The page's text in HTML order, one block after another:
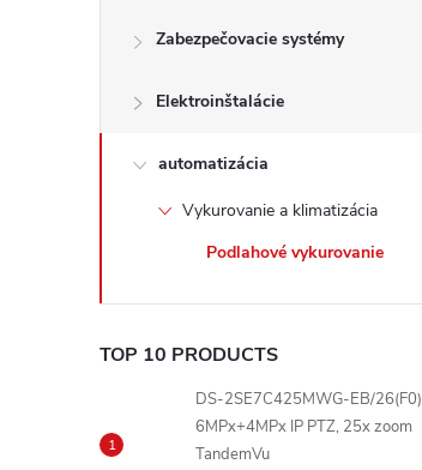
Zabezpečovacie systémy
Elektroinštalácie
automatizácia
Vykurovanie a klimatizácia
Podlahové vykurovanie
TOP 10 PRODUCTS
DS-2SE7C425MWG-EB/26(F0)
6MPx+4MPx IP PTZ, 25x zoom
TandemVu